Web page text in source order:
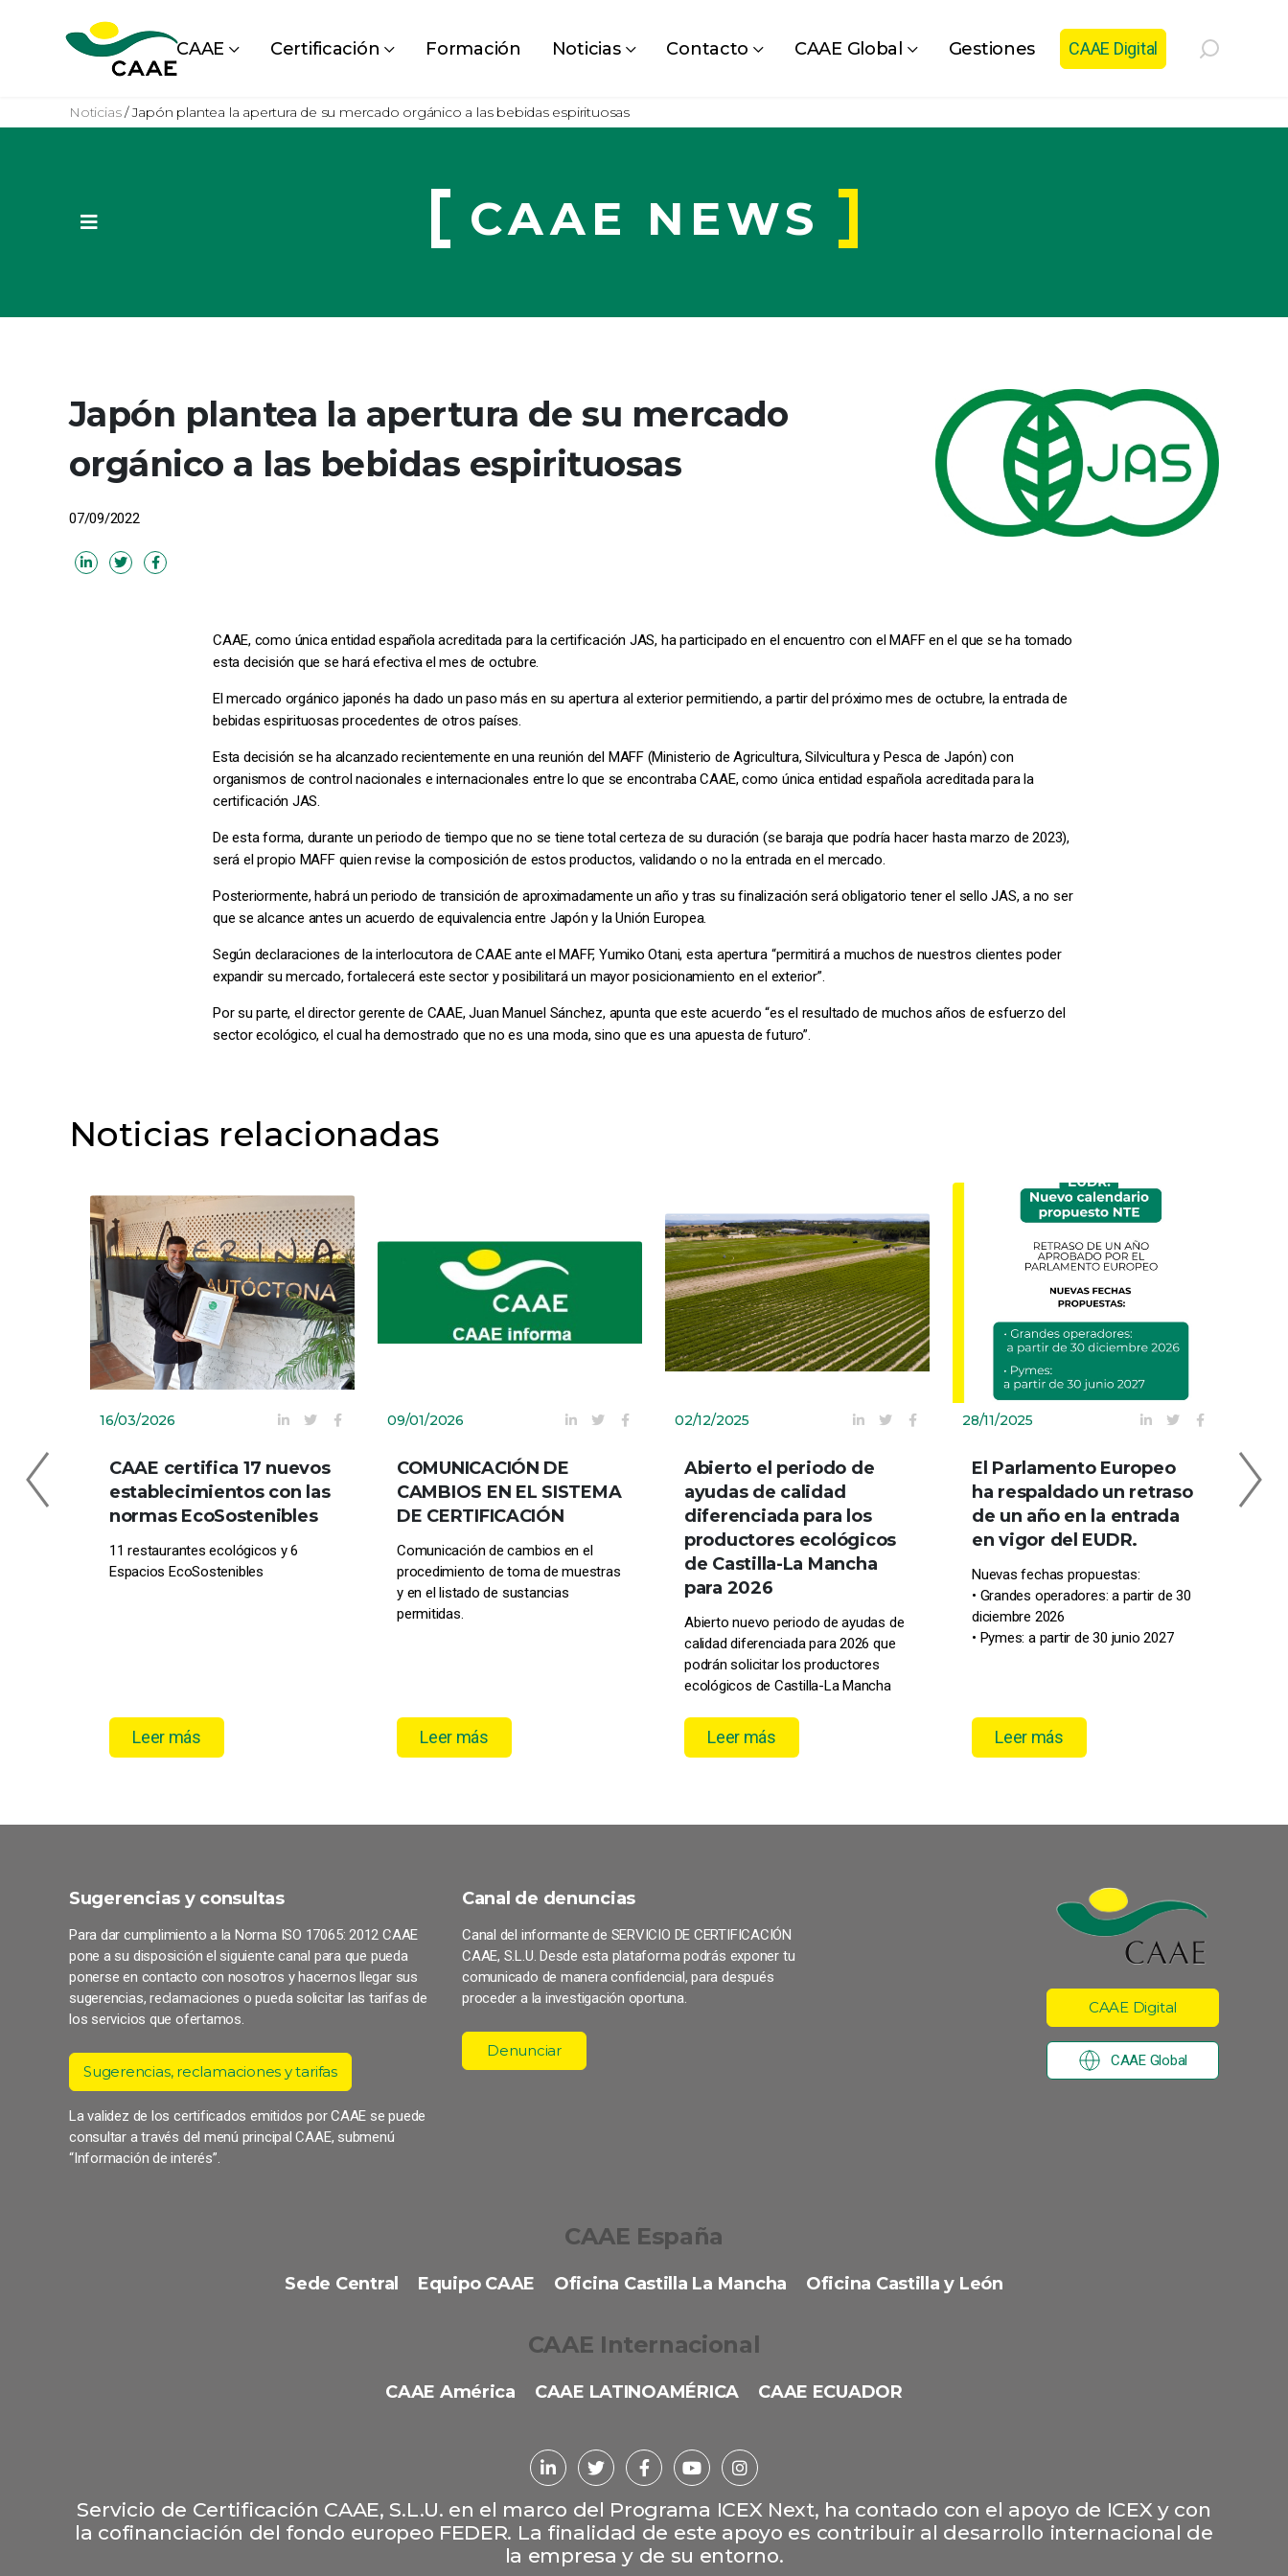
CAAE Certificación Formación Noticias Contacto CAAE Global Gestiones CAAE Digital
Noticias/Japón plantea la apertura de su mercado orgánico a las bebidas espirituosas
CAAE NEWS
Japón plantea la apertura de su mercado
orgánico a las bebidas espirituosas
07/09/2022
CAAE, como única entidad española acreditada para la certificación JAS, ha participado en el encuentro con el MAFF en el que se ha tomado
esta decisión que se hará efectiva el mes de octubre.
El mercado orgánico japonés ha dado un paso más en su apertura al exterior permitiendo, a partir del próximo mes de octubre, la entrada de
bebidas espirituosas procedentes de otros países.
Esta decisión se ha alcanzado recientemente en una reunión del MAFF (Ministerio de Agricultura, Silvicultura y Pesca de Japón) con
organismos de control nacionales e internacionales entre lo que se encontraba CAAE, como única entidad española acreditada para la
certificación JAS.
De esta forma, durante un periodo de tiempo que no se tiene total certeza de su duración (se baraja que podría hacer hasta marzo de 2023),
será el propio MAFF quien revise la composición de estos productos, validando o no la entrada en el mercado.
Posteriormente, habrá un periodo de transición de aproximadamente un año y tras su finalización será obligatorio tener el sello JAS, a no ser
que se alcance antes un acuerdo de equivalencia entre Japón y la Unión Europea.
Según declaraciones de la interlocutora de CAAE ante el MAFF, Yumiko Otani, esta apertura “permitirá a muchos de nuestros clientes poder
expandir su mercado, fortalecerá este sector y posibilitará un mayor posicionamiento en el exterior”.
Por su parte, el director gerente de CAAE, Juan Manuel Sánchez, apunta que este acuerdo “es el resultado de muchos años de esfuerzo del
sector ecológico, el cual ha demostrado que no es una moda, sino que es una apuesta de futuro”.
Noticias relacionadas
16/03/2026
CAAE certifica 17 nuevos
establecimientos con las
normas EcoSostenibles
11 restaurantes ecológicos y 6
Espacios EcoSostenibles
Leer más
09/01/2026
COMUNICACIÓN DE
CAMBIOS EN EL SISTEMA
DE CERTIFICACIÓN
Comunicación de cambios en el
procedimiento de toma de muestras
y en el listado de sustancias
permitidas.
Leer más
02/12/2025
Abierto el periodo de
ayudas de calidad
diferenciada para los
productores ecológicos
de Castilla-La Mancha
para 2026
Abierto nuevo periodo de ayudas de
calidad diferenciada para 2026 que
podrán solicitar los productores
ecológicos de Castilla-La Mancha
Leer más
28/11/2025
El Parlamento Europeo
ha respaldado un retraso
de un año en la entrada
en vigor del EUDR.
Nuevas fechas propuestas:
• Grandes operadores: a partir de 30
diciembre 2026
• Pymes: a partir de 30 junio 2027
Leer más
Sugerencias y consultas
Para dar cumplimiento a la Norma ISO 17065: 2012 CAAE
pone a su disposición el siguiente canal para que pueda
ponerse en contacto con nosotros y hacernos llegar sus
sugerencias, reclamaciones o pueda solicitar las tarifas de
los servicios que ofertamos.
Sugerencias, reclamaciones y tarifas
La validez de los certificados emitidos por CAAE se puede
consultar a través del menú principal CAAE, submenú
“Información de interés”.
Canal de denuncias
Canal del informante de SERVICIO DE CERTIFICACIÓN
CAAE, S.L.U. Desde esta plataforma podrás exponer tu
comunicado de manera confidencial, para después
proceder a la investigación oportuna.
Denunciar
CAAE Digital
CAAE Global
CAAE España
Sede Central Equipo CAAE Oficina Castilla La Mancha Oficina Castilla y León
CAAE Internacional
CAAE América CAAE LATINOAMÉRICA CAAE ECUADOR
Servicio de Certificación CAAE, S.L.U. en el marco del Programa ICEX Next, ha contado con el apoyo de ICEX y con
la cofinanciación del fondo europeo FEDER. La finalidad de este apoyo es contribuir al desarrollo internacional de
la empresa y de su entorno.